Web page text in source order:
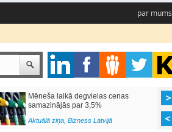
par mums
Mēneša laikā degvielas cenas
samazinājās par 3,5%
Aktuālā ziņa, Bizness Latvijā